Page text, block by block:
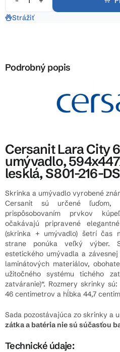
Strážiť
Podrobný popis
Cersanit Lara City
umývadlo,
lesklá, S801-216-
Skrinka a umývadlo vyrobené
Cersanit sú určené
prispôsobovaním prvkov
očakávajú pripravené
(skrinka + umývadlo) šetrí čas
strane ponúka veľký výber.
estetického umývadla a
laminátových materiálov,
užitočného systému tichého
zatváranie)“. Rozmery skrinky
46 centimetrov a hĺbka 44,7
Sada pozostávajúca zo skrinky a
zátka a batéria nie sú súčasťou
Technické údaje: